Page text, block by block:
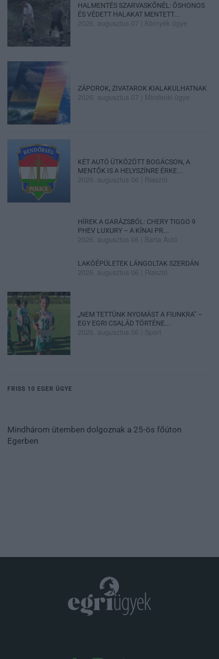
HALMENTÉS SZARVASKŐNÉL: ŐSHONOS
ÉS VÉDETT HALAKAT MENTETT...
2026. augusztus 07 Környék ügye
ZÁPOROK, ZIVATAROK KIALAKULHATNAK
2026. augusztus 07 Mindenki ügye
KÉT AUTÓ ÜTKÖZÖTT BOGÁCSON, A
MENTŐK IS A HELYSZÍNRE ÉRKE...
2026. augusztus 06 Riasztó
HÍREK A GARÁZSBÓL: CHERY TIGGO 9
PHEV LUXURY – A KÍNAI PR...
2026. augusztus 06 Barta Autó
LAKÓÉPÜLETEK LÁNGOLTAK SZERDÁN
2026. augusztus 06 Riasztó
„NEM TETTÜNK NYOMÁST A FIUNKRA” –
EGY EGRI CSALÁD TÖRTÉNE...
2026. augusztus 06 Sport
FRISS 10 EGER ÜGYE
Mindhárom ütemben dolgoznak a 25-ös főúton
Egerben